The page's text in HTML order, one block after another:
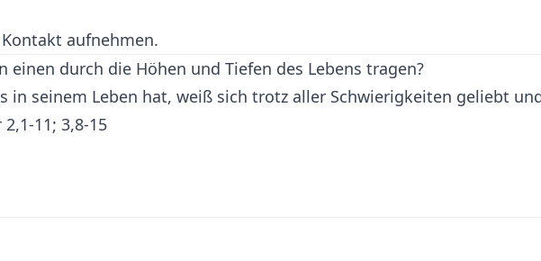
aufnehmen.
einen durch die Höhen und Tiefen des Lebens tragen?
in seinem Leben hat, weiß sich trotz aller Schwierigkeiten geliebt
11; 3,8-15